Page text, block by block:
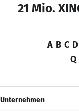
21 Mio.
A B C D
Q
Unternehmen